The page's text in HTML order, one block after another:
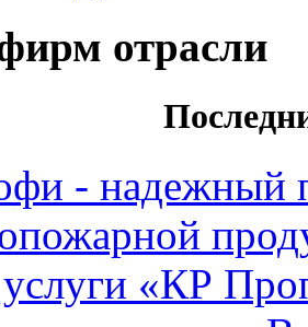
отрасли
- надежный
«КР